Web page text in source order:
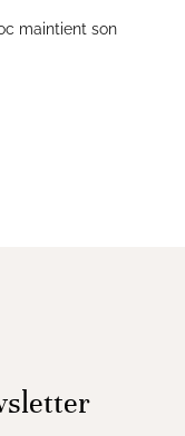
maintient son